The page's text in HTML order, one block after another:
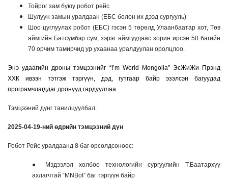
Тойрог зам буюу робот рейс
Шулуун замын уралдаан (ЕБС болон их дээд сургууль)
Шоо цуглуулах робот (ЕБС) гэсэн 5 төрөлд Улаанбаатар хот, Төв
аймгийн Батсүмбэр сум, зэрэг аймгуудаас зорин ирсэн 50 багийн
70 орчим тамирчид ур ухаанаа уралдуулан оролцлоо.
Энэ удаагийн дроны тэмцээнийг “I’m World Mongolia” ЭсЖиЖи Прэнд
ХХК ивээн тэтгэж тэргүүн, дэд, гутгаар байр эзэлсэн багуудад
програмчлагддаг дронууд гардууллаа.
Тэмцээний дүнг танилцуулбал:
2025-04-19-ний өдрийн тэмцээний дүн
Робот Рейс уралдаанд 8 баг өрсөлдсөнөөс:
● Мэдээлэл холбоо технологийн сургуулийн Т.Баатархүү
ахлагчтай “MNBot” баг тэргүүн байр